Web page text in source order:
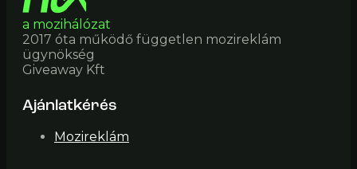
a mozihálózat
2017 óta működő független mozireklám
ügynökség
Giveaway Kft
Ajánlatkérés
Mozireklám